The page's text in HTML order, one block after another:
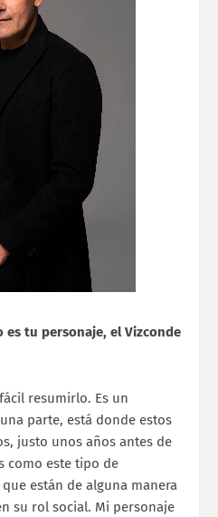
es tu personaje, el Vizconde
resumirlo. Es un
parte, está donde estos
justo unos años antes de
como este tipo de
están de alguna manera
su rol social. Mi personaje